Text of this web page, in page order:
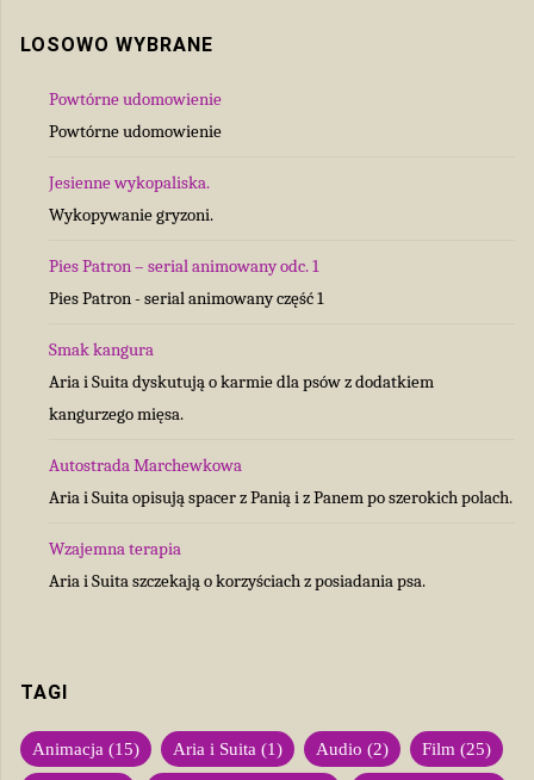
LOSOWO WYBRANE
Powtórne udomowienie
Powtórne udomowienie
Jesienne wykopaliska.
Wykopywanie gryzoni.
Pies Patron – serial animowany odc. 1
Pies Patron - serial animowany część 1
Smak kangura
Aria i Suita dyskutują o karmie dla psów z dodatkiem
kangurzego mięsa.
Autostrada Marchewkowa
Aria i Suita opisują spacer z Panią i z Panem po szerokich polach.
Wzajemna terapia
Aria i Suita szczekają o korzyściach z posiadania psa.
TAGI
Animacja (15) Aria i Suita (1) Audio (2) Film (25)